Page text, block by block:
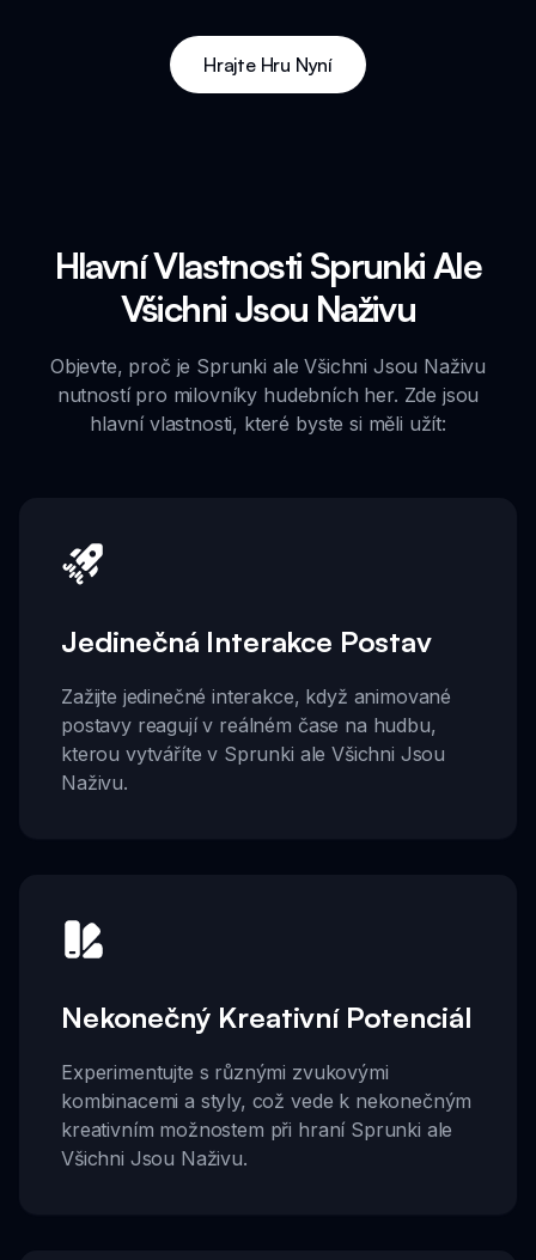
Hrajte Hru Nyní
Hlavní Vlastnosti Sprunki Ale
Všichni Jsou Naživu
Objevte, proč je Sprunki ale Všichni Jsou Naživu
nutností pro milovníky hudebních her. Zde jsou
hlavní vlastnosti, které byste si měli užít:
Jedinečná Interakce Postav
Zažijte jedinečné interakce, když animované
postavy reagují v reálném čase na hudbu,
kterou vytváříte v Sprunki ale Všichni Jsou
Naživu.
Nekonečný Kreativní Potenciál
Experimentujte s různými zvukovými
kombinacemi a styly, což vede k nekonečným
kreativním možnostem při hraní Sprunki ale
Všichni Jsou Naživu.